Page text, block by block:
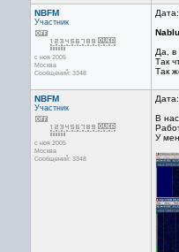
NBFM
Участник
с ноя 2005
Москва
Сообщений: 3348
Да, в
Так
Так
NBFM
Участник
с ноя 2005
Москва
Сообщений: 3348
В
У